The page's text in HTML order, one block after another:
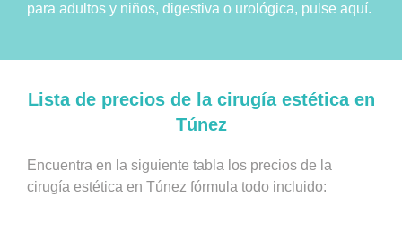
para adultos y niños, digestiva o urológica, pulse aquí.
Lista de precios de la cirugía estética en
Túnez
Encuentra en la siguiente tabla los precios de la
cirugía estética en Túnez fórmula todo incluido: